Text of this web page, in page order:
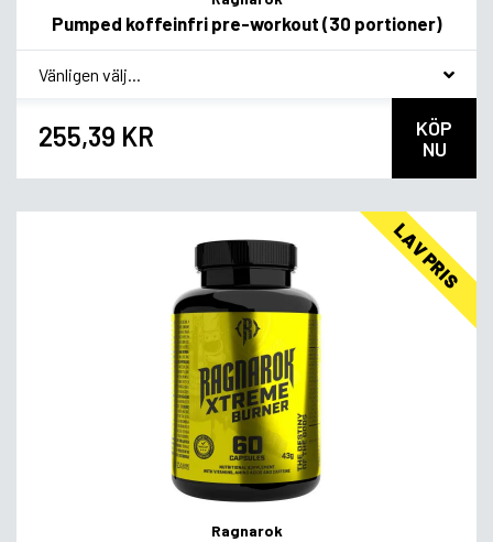
Pumped koffeinfri pre-workout (30 portioner)
* Smagsvariant
255,39 KR
KÖP
NU
LAV PRIS
Ragnarok